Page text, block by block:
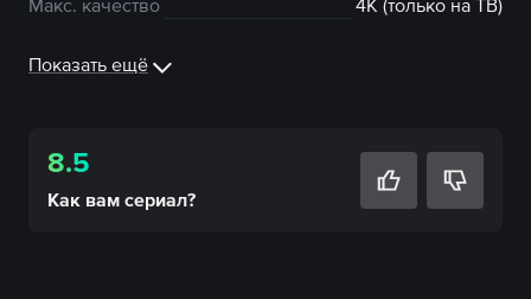
Макс. качество
4К (только на ТВ)
Показать ещё
8.5
Как вам сериал?